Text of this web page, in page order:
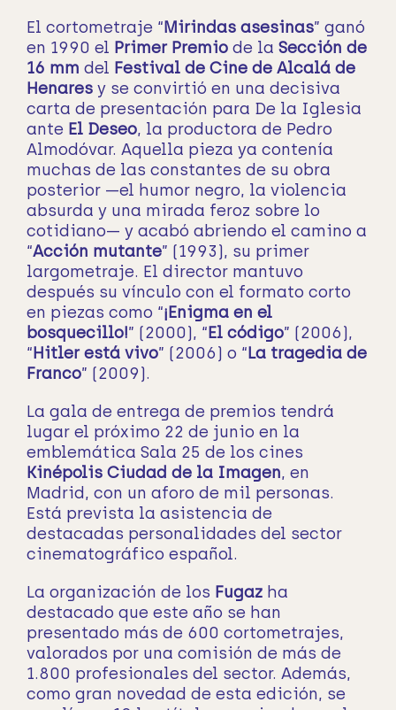
El cortometraje “Mirindas asesinas” ganó
en 1990 el Primer Premiode la Sección de
16 mm del Festival de Cine de Alcalá de
Henaresy se convirtió en una decisiva
carta de presentación para De la Iglesia
ante El Deseo, la productora de Pedro
Almodóvar. Aquella pieza ya contenía
muchas de las constantes de su obra
posterior —el humor negro, la violencia
absurda y una mirada feroz sobre lo
cotidiano— y acabó abriendo el camino a
“Acción mutante” (1993), su primer
largometraje. El director mantuvo
después su vínculo con el formato corto
en piezas como “¡Enigma en el
bosquecillo!” (2000), “El código” (2006),
“Hitler está vivo” (2006) o “La tragedia de
Franco” (2009).
La gala de entrega de premios tendrá
lugar el próximo 22 de junio en la
emblemática Sala 25 de los cines
Kinépolis Ciudad de la Imagen, en
Madrid, con un aforo de mil personas.
Está prevista la asistencia de
destacadas personalidades del sector
cinematográfico español.
La organización de los Fugazha
destacado que este año se han
presentado más de 600 cortometrajes,
valorados por una comisión de más de
1.800 profesionales del sector. Además,
como gran novedad de esta edición, se